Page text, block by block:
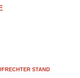
STAND